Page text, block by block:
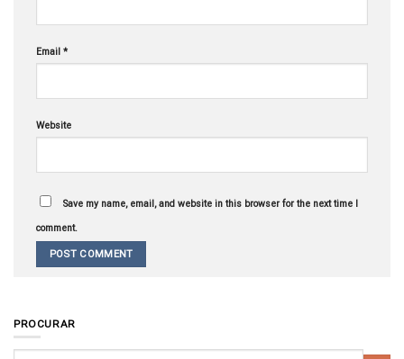
Email *
Website
Save my name, email, and website in this browser for the next time I
comment.
PROCURAR